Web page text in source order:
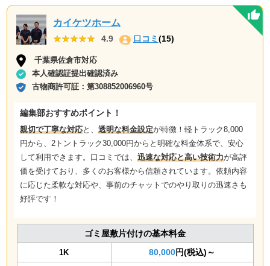
カイケツホーム
★★★★★
★★★★★ 4.9 口コミ(15)
千葉県佐倉市対応
本人確認証提出確認済み
古物商許可証：第308852006960号
編集部おすすめポイント！
親切で丁寧な対応と、 透明な料金設定が特徴！軽トラック8,000
円から、2トントラック30,000円からと明確な料金体系で、安心
して利用できます。口コミでは、 迅速な対応と高い技術力が高評
価を受けており、多くのお客様から信頼されています。依頼内容
に応じた柔軟な対応や、事前のチャットでのやり取りの迅速さも
好評です！
ゴミ屋敷片付けの基本料金
1K 80,000円(税込)～